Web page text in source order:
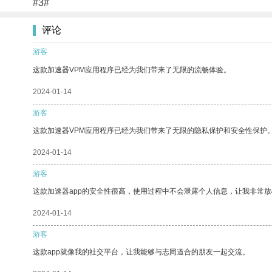
#3#
评论
游客
这款加速器VPM应用程序已经为我们带来了无限的流畅体验。
2024-01-14
游客
这款加速器VPM应用程序已经为我们带来了无限的隐私保护和安全性保护
2024-01-14
游客
这款加速器app的安全性很高，使用过程中不会泄露个人信息，让我非常
2024-01-14
游客
这款app就像我的社交平台，让我能够与志同道合的朋友一起交流。